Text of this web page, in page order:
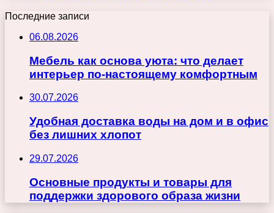
Последние записи
06.08.2026
Мебель как основа уюта: что делает
интерьер по-настоящему комфортным
30.07.2026
Удобная доставка воды на дом и в офис
без лишних хлопот
29.07.2026
Основные продукты и товары для
поддержки здорового образа жизни